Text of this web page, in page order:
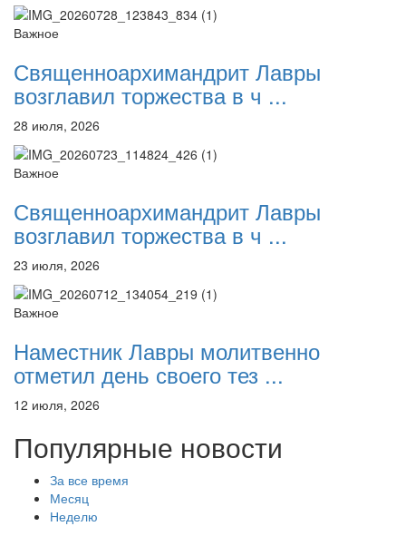
Важное
Священноархимандрит Лавры
возглавил торжества в ч ...
28 июля, 2026
Важное
Священноархимандрит Лавры
возглавил торжества в ч ...
23 июля, 2026
Важное
Наместник Лавры молитвенно
отметил день своего тез ...
12 июля, 2026
Популярные новости
За все время
Месяц
Неделю